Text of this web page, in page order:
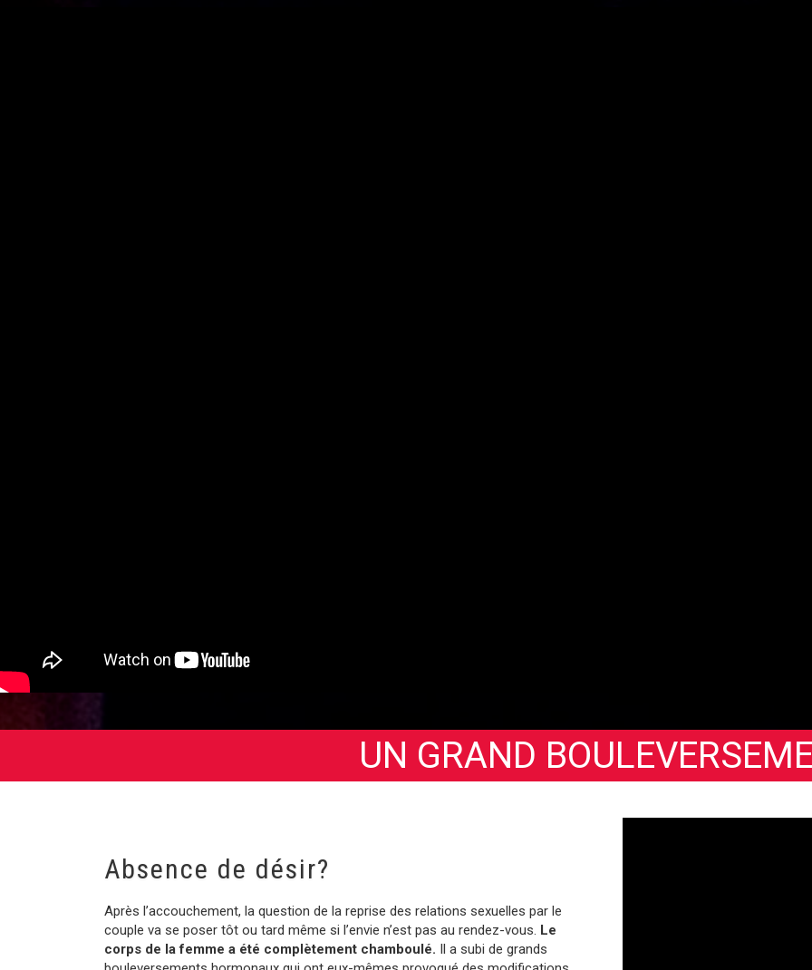
UN GRAND
Absence de désir?
Après l’accouchement, la question de la reprise des relations sexuelles par le
couple va se poser tôt ou tard même si l’envie n’est pas au rendez-vous. Le
corps de la femme a été complètement chamboulé. Il a subi de grands